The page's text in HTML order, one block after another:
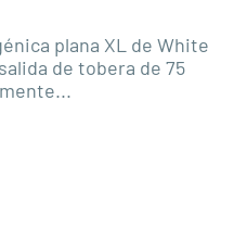
plana XL de White
de tobera de 75